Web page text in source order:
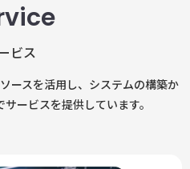
ビス
ースを活用し、システムの構築か
ービスを提供しています。